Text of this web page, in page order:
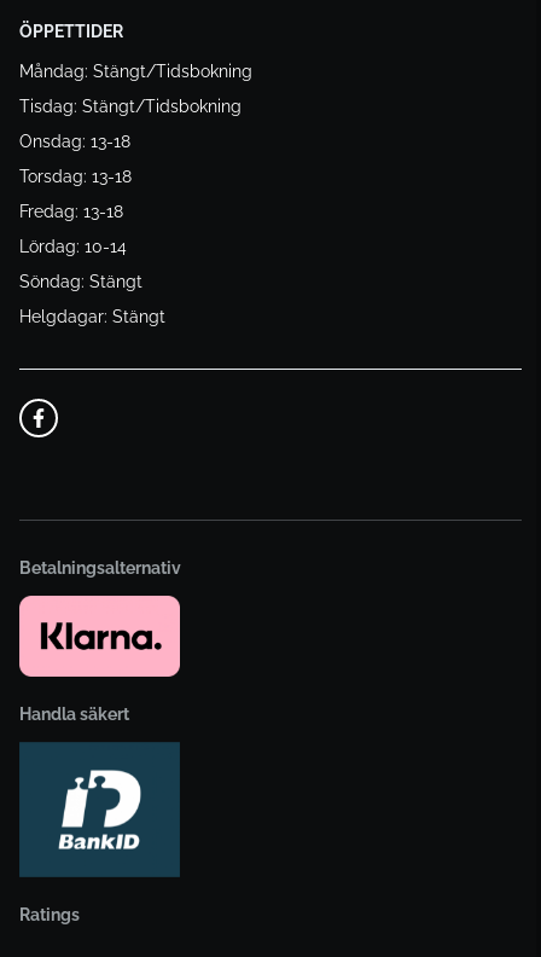
ÖPPETTIDER
Måndag: Stängt/Tidsbokning
Tisdag: Stängt/Tidsbokning
Onsdag: 13-18
Torsdag: 13-18
Fredag: 13-18
Lördag: 10-14
Söndag: Stängt
Helgdagar: Stängt
Betalningsalternativ
Handla säkert
Ratings